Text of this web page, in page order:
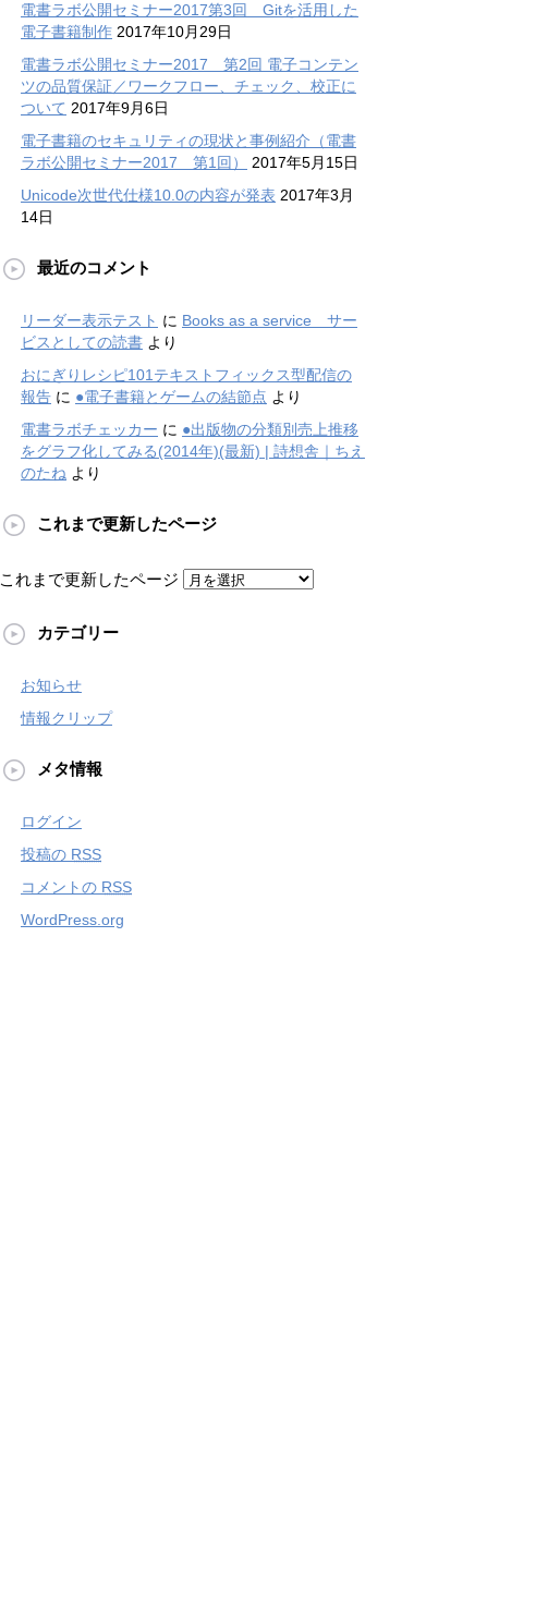
電書ラボ公開セミナー2017第3回 Gitを活用した
電子書籍制作 2017年10月29日
電書ラボ公開セミナー2017 第2回 電子コンテン
ツの品質保証／ワークフロー、チェック、校正に
ついて 2017年9月6日
電子書籍のセキュリティの現状と事例紹介（電書
ラボ公開セミナー2017 第1回）
2017年5月15日
Unicode次世代仕様10.0の内容が発表 2017年3月
14日
最近のコメント
リーダー表示テスト に Books as a service サー
ビスとしての読書 より
おにぎりレシピ101テキストフィックス型配信の
報告 に ●電子書籍とゲームの結節点 より
電書ラボチェッカー に ●出版物の分類別売上推移
をグラフ化してみる(2014年)(最新) | 詩想舎｜ちえ
のたね より
これまで更新したページ
これまで更新したページ
カテゴリー
お知らせ
情報クリップ
メタ情報
ログイン
投稿の RSS
コメントの RSS
WordPress.org